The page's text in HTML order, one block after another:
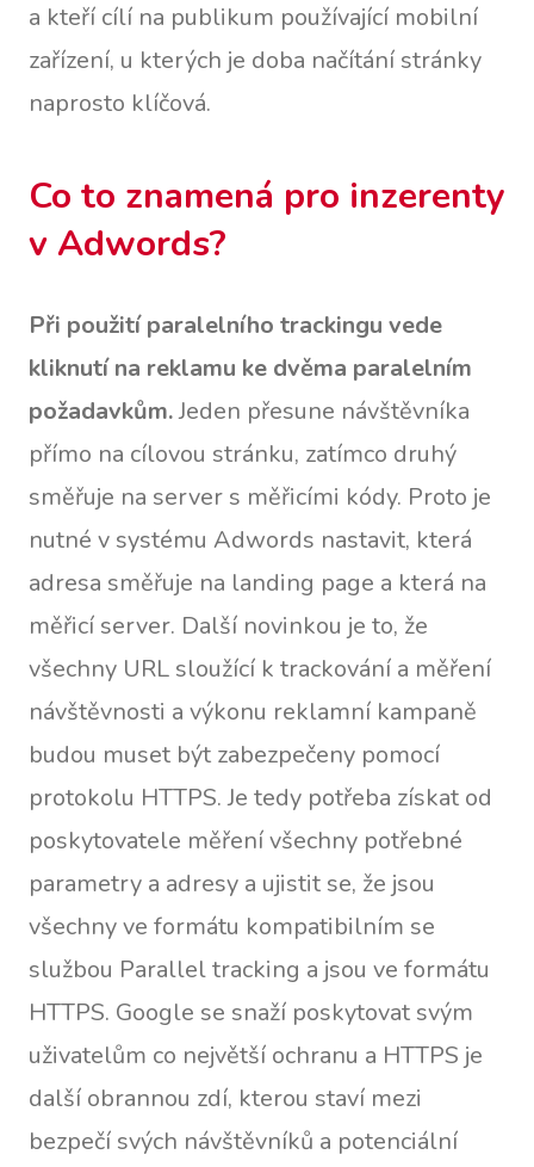
a kteří cílí na publikum používající mobilní
zařízení, u kterých je doba načítání stránky
naprosto klíčová.
Co to znamená pro inzerenty
v Adwords?
Při použití paralelního trackingu vede
kliknutí na reklamu ke dvěma paralelním
požadavkům.Jeden přesune návštěvníka
přímo na cílovou stránku, zatímco druhý
směřuje na server s měřicími kódy. Proto je
nutné v systému Adwords nastavit, která
adresa směřuje na landing page a která na
měřicí server. Další novinkou je to, že
všechny URL sloužící k trackování a měření
návštěvnosti a výkonu reklamní kampaně
budou muset být zabezpečeny pomocí
protokolu HTTPS. Je tedy potřeba získat od
poskytovatele měření všechny potřebné
parametry a adresy a ujistit se, že jsou
všechny ve formátu kompatibilním se
službou Parallel tracking a jsou ve formátu
HTTPS. Google se snaží poskytovat svým
uživatelům co největší ochranu a HTTPS je
další obrannou zdí, kterou staví mezi
bezpečí svých návštěvníků a potenciální